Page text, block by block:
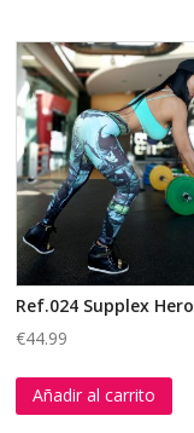
Ref.024 Supplex Hero
€44.99
Añadir al carrito